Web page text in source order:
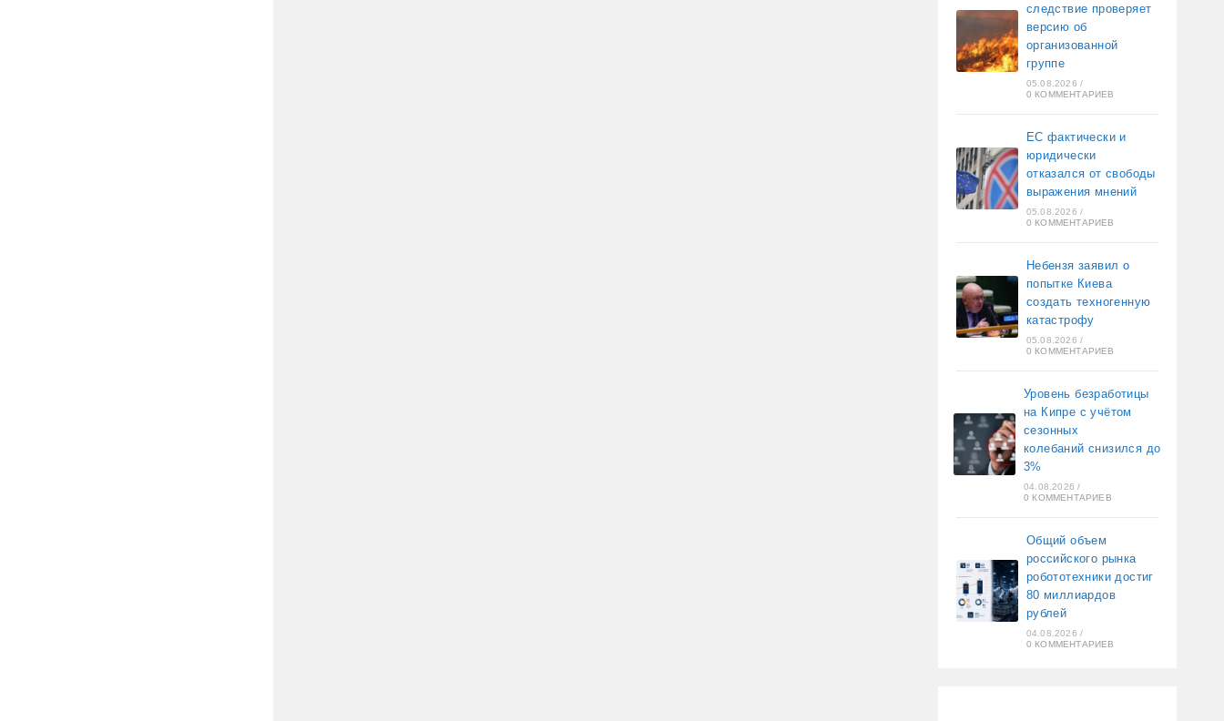
следствие проверяет
версию об
организованной
группе
05.08.2026 /
0 КОММЕНТАРИЕВ
ЕС фактически и
юридически
отказался от свободы
выражения мнений
05.08.2026 /
0 КОММЕНТАРИЕВ
Небензя заявил о
попытке Киева
создать техногенную
катастрофу
05.08.2026 /
0 КОММЕНТАРИЕВ
Уровень безработицы
на Кипре с учётом
сезонных
колебаний снизился до
3%
04.08.2026 /
0 КОММЕНТАРИЕВ
Общий объем
российского рынка
робототехники достиг
80 миллиардов
рублей
04.08.2026 /
0 КОММЕНТАРИЕВ